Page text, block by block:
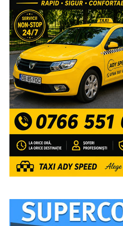
Olimpiadelor și Concursurilor
precum și profesorilor lor
care au obținut media
Bacalaureat, precum și unor
competiții internaționale” a
Închinarea la sfintele moaște se
seara, târziu, pentru a oferi